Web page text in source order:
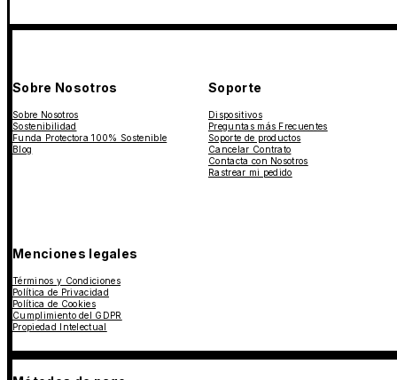
Sobre Nosotros
Sobre Nosotros
Sostenibilidad
Funda Protectora 100% Sostenible
Blog
Soporte
Dispositivos
Preguntas más Frecuentes
Soporte de productos
Cancelar Contrato
Contacta con Nosotros
Rastrear mi pedido
Menciones legales
Términos y Condiciones
Política de Privacidad
Política de Cookies
Cumplimiento del GDPR
Propiedad Intelectual